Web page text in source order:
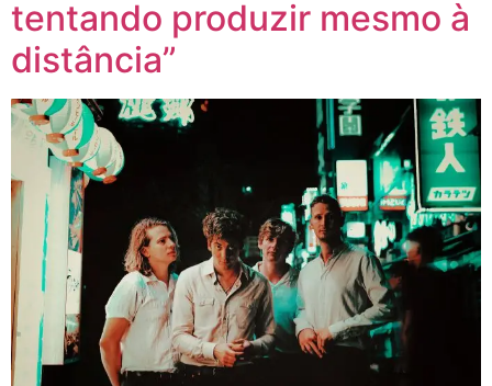
tentando produzir mesmo à
distância”